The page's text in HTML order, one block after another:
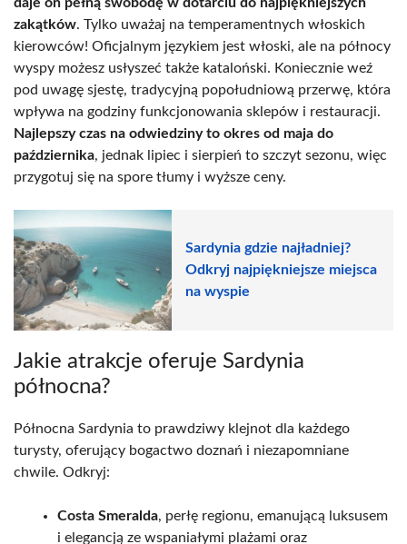
zakątków. Tylko uważaj na temperamentnych włoskich
kierowców! Oficjalnym językiem jest włoski, ale na północy
wyspy możesz usłyszeć także kataloński. Koniecznie weź
pod uwagę sjestę, tradycyjną popołudniową przerwę, która
wpływa na godziny funkcjonowania sklepów i restauracji.
Najlepszy czas na odwiedziny to okres od maja do
października, jednak lipiec i sierpień to szczyt sezonu, więc
przygotuj się na spore tłumy i wyższe ceny.
Sardynia gdzie najładniej?
Odkryj najpiękniejsze miejsca
na wyspie
Jakie atrakcje oferuje Sardynia
północna?
Północna Sardynia to prawdziwy klejnot dla każdego
turysty, oferujący bogactwo doznań i niezapomniane
chwile. Odkryj:
Costa Smeralda, perłę regionu, emanującą luksusem
i elegancją ze wspaniałymi plażami oraz